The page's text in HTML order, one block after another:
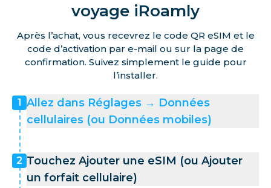
voyage iRoamly
Après l’achat, vous recevrez le code QR eSIM et le
code d’activation par e-mail ou sur la page de
confirmation. Suivez simplement le guide pour
l’installer.
1 Allez dans Réglages → Données
cellulaires (ou Données mobiles)
2 Touchez Ajouter une eSIM (ou Ajouter
un forfait cellulaire)